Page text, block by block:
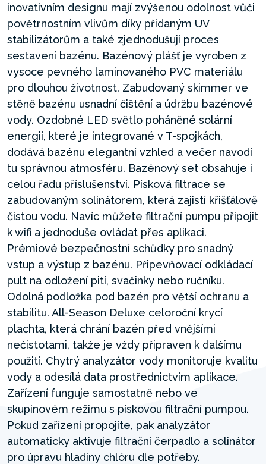
inovativním designu mají zvýšenou odolnost vůči
povětrnostním vlivům díky přidaným UV
stabilizátorům a také zjednodušují proces
sestavení bazénu. Bazénový plášť je vyroben z
vysoce pevného laminovaného PVC materiálu
pro dlouhou životnost. Zabudovaný skimmer ve
stěně bazénu usnadní čištění a údržbu bazénové
vody. Ozdobné LED světlo poháněné solární
energií, které je integrované v T-spojkách,
dodává bazénu elegantní vzhled a večer navodí
tu správnou atmosféru. Bazénový set obsahuje i
celou řadu příslušenství. Písková filtrace se
zabudovaným solinátorem, která zajistí křišťálově
čistou vodu. Navíc můžete filtrační pumpu připojit
k wifi a jednoduše ovládat přes aplikaci.
Prémiové bezpečnostní schůdky pro snadný
vstup a výstup z bazénu. Připevňovací odkládací
pult na odložení pití, svačinky nebo ručníku.
Odolná podložka pod bazén pro větší ochranu a
stabilitu. All-Season Deluxe celoroční krycí
plachta, která chrání bazén před vnějšími
nečistotami, takže je vždy připraven k dalšímu
použití. Chytrý analyzátor vody monitoruje kvalitu
vody a odesílá data prostřednictvím aplikace.
Zařízení funguje samostatně nebo ve
skupinovém režimu s pískovou filtrační pumpou.
Pokud zařízení propojíte, pak analyzátor
automaticky aktivuje filtrační čerpadlo a solinátor
pro úpravu hladiny chlóru dle potřeby.